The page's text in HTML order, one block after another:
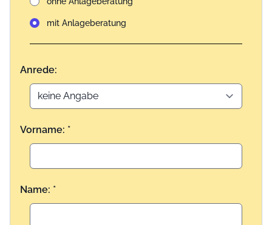
mit Anlageberatung
Anrede:
Vorname: *
Name: *